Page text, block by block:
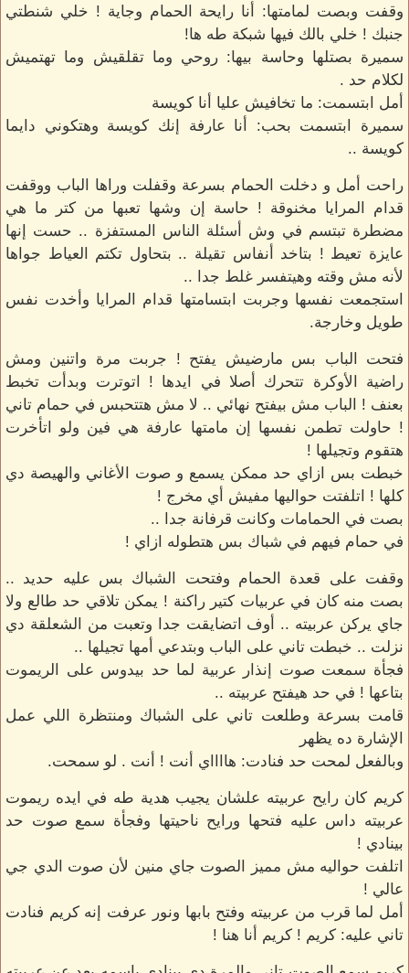
وقفت وبصت لمامتها: أنا رايحة الحمام وجاية ! خلي شنطتي
جنبك ! خلي بالك فيها شبكة طه ها!
سميرة بصتلها وحاسة بيها: روحي وما تقلقيش وما تهتميش
لكلام حد .
أمل ابتسمت: ما تخافيش عليا أنا كويسة
سميرة ابتسمت بحب: أنا عارفة إنك كويسة وهتكوني دايما
كويسة ..
راحت أمل و دخلت الحمام بسرعة وقفلت وراها الباب ووقفت
قدام المرايا مخنوقة ! حاسة إن وشها تعبها من كتر ما هي
مضطرة تبتسم في وش أسئلة الناس المستفزة .. حست إنها
عايزة تعيط ! بتاخد أنفاس تقيلة .. بتحاول تكتم العياط جواها
لأنه مش وقته وهيتفسر غلط جدا ..
استجمعت نفسها وجربت ابتسامتها قدام المرايا وأخدت نفس
طويل وخارجة.
فتحت الباب بس مارضيش يفتح ! جربت مرة واتنين ومش
راضية الأوكرة تتحرك أصلا في ايدها ! اتوترت وبدأت تخبط
بعنف ! الباب مش بيفتح نهائي .. لا مش هتتحبس في حمام تاني
! حاولت تطمن نفسها إن مامتها عارفة هي فين ولو اتأخرت
هتقوم وتجيلها !
خبطت بس ازاي حد ممكن يسمع و صوت الأغاني والهيصة دي
كلها ! اتلفتت حواليها مفيش أي مخرج !
بصت في الحمامات وكانت قرفانة جدا ..
في حمام فيهم في شباك بس هتطوله ازاي !
وقفت على قعدة الحمام وفتحت الشباك بس عليه حديد ..
بصت منه كان في عربيات كتير راكنة ! يمكن تلاقي حد طالع ولا
جاي يركن عربيته .. أوف اتضايقت جدا وتعبت من الشعلقة دي
نزلت .. خبطت تاني على الباب وبتدعي أمها تجيلها ..
فجأة سمعت صوت إنذار عربية لما حد بيدوس على الريموت
بتاعها ! في حد هيفتح عربيته ..
قامت بسرعة وطلعت تاني على الشباك ومنتظرة اللي عمل
الإشارة ده يظهر
وبالفعل لمحت حد فنادت: هااااي أنت ! أنت . لو سمحت.
كريم كان رايح عربيته علشان يجيب هدية طه في ايده ريموت
عربيته داس عليه فتحها ورايح ناحيتها وفجأة سمع صوت حد
بينادي !
اتلفت حواليه مش مميز الصوت جاي منين لأن صوت الدي جي
عالي !
أمل لما قرب من عربيته وفتح بابها ونور عرفت إنه كريم فنادت
تاني عليه: كريم ! كريم أنا هنا !